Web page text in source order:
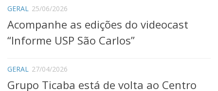
Gestão atual
Comissões Internas
GERAL 25/06/2026
Acompanhe as edições do videocast
“Informe USP São Carlos”
GERAL 27/04/2026
Grupo Ticaba está de volta ao Centro